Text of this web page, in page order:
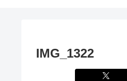
IMG_1322